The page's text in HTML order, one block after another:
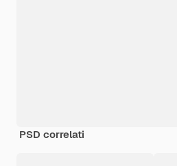
PSD correlati